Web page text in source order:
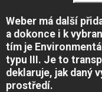
Weber má další
a dokonce i k
tím je
typu III. Je to
deklaruje, jak daný
prostředí.